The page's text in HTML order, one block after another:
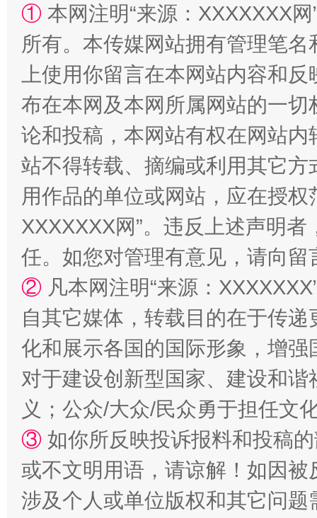
漫山遍野的桃花与雪山、麦地、白藏房 除
招工难、用工荒背后
① 本网注明“来源：XXXXXXX
所有。本传媒网站拥有管理笔
上使用你留言在本网站内容和
布在本网及本网所属网站的一
论和投稿，本网站有权在网站
站不得转载、摘编或利用其它
用作品的单位或网站，应在授
XXXXXXX网”。违反上述声明
任。如您对管理有意见，请向
② 凡本网注明“来源：
自其它媒体，转载目的在于传
化和展示各国的国际形象，增
对于建设创新型国家、建设和
义；公众/大众/民众勇于担任文
③ 如你所反映投诉报料和投稿
或不文明用语，请谅解！如因
涉及个人或单位版权和其它问题